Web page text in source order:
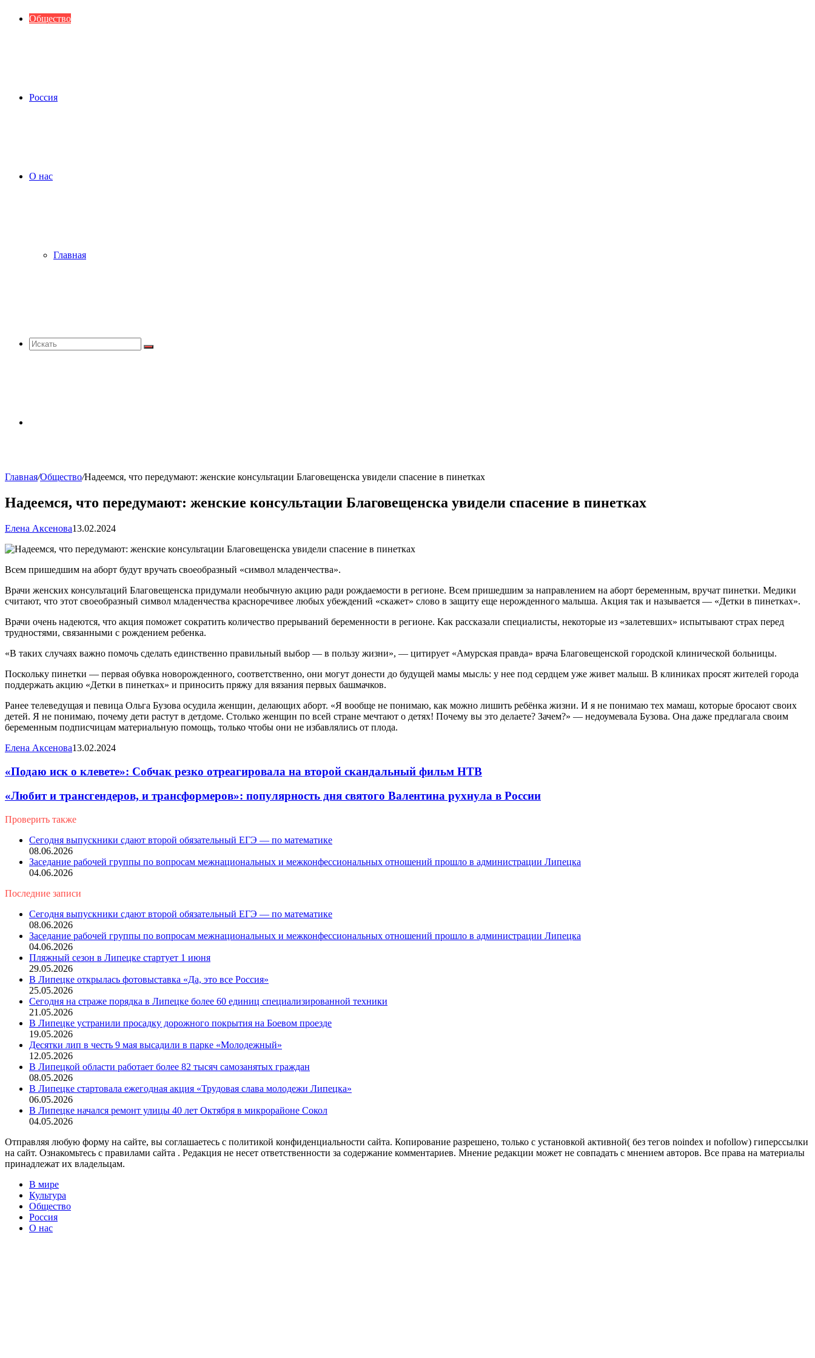
Общество
Россия
О нас
Главная
Искать
Главная/Общество/Надеемся, что передумают: женские консультации Благовещенска увидели спасение в пинетках
Надеемся, что передумают: женские консультации Благовещенска увидели спасение в пинетках
Елена Аксенова13.02.2024
Всем пришедшим на аборт будут вручать своеобразный «символ младенчества».
Врачи женских консультаций Благовещенска придумали необычную акцию ради рождаемости в регионе. Всем пришедшим за направлением на аборт беременным, вручат пинетки. Медики
считают, что этот своеобразный символ младенчества красноречивее любых убеждений «скажет» слово в защиту еще нерожденного малыша. Акция так и называется — «Детки в пинетках».
Врачи очень надеются, что акция поможет сократить количество прерываний беременности в регионе. Как рассказали специалисты, некоторые из «залетевших» испытывают страх перед
трудностями, связанными с рождением ребенка.
«В таких случаях важно помочь сделать единственно правильный выбор — в пользу жизни», — цитирует «Амурская правда» врача Благовещенской городской клинической больницы.
Поскольку пинетки — первая обувка новорожденного, соответственно, они могут донести до будущей мамы мысль: у нее под сердцем уже живет малыш. В клиниках просят жителей города
поддержать акцию «Детки в пинетках» и приносить пряжу для вязания первых башмачков.
Ранее телеведущая и певица Ольга Бузова осудила женщин, делающих аборт. «Я вообще не понимаю, как можно лишить ребёнка жизни. И я не понимаю тех мамаш, которые бросают своих
детей. Я не понимаю, почему дети растут в детдоме. Столько женщин по всей стране мечтают о детях! Почему вы это делаете? Зачем?» — недоумевала Бузова. Она даже предлагала своим
беременным подписчицам материальную помощь, только чтобы они не избавлялись от плода.
Елена Аксенова13.02.2024
«Подаю иск о клевете»: Собчак резко отреагировала на второй скандальный фильм НТВ
«Любит и трансгендеров, и трансформеров»: популярность дня святого Валентина рухнула в России
Проверить также
Сегодня выпускники сдают второй обязательный ЕГЭ — по математике
08.06.2026
Заседание рабочей группы по вопросам межнациональных и межконфессиональных отношений прошло в администрации Липецка
04.06.2026
Последние записи
Сегодня выпускники сдают второй обязательный ЕГЭ — по математике
08.06.2026
Заседание рабочей группы по вопросам межнациональных и межконфессиональных отношений прошло в администрации Липецка
04.06.2026
Пляжный сезон в Липецке стартует 1 июня
29.05.2026
В Липецке открылась фотовыставка «Да, это все Россия»
25.05.2026
Сегодня на страже порядка в Липецке более 60 единиц специализированной техники
21.05.2026
В Липецке устранили просадку дорожного покрытия на Боевом проезде
19.05.2026
Десятки лип в честь 9 мая высадили в парке «Молодежный»
12.05.2026
В Липецкой области работает более 82 тысяч самозанятых граждан
08.05.2026
В Липецке стартовала ежегодная акция «Трудовая слава молодежи Липецка»
06.05.2026
В Липецке начался ремонт улицы 40 лет Октября в микрорайоне Сокол
04.05.2026
Отправляя любую форму на сайте, вы соглашаетесь с политикой конфиденциальности сайта. Копирование разрешено, только с установкой активной( без тегов noindex и nofollow) гиперссылки
на сайт. Ознакомьтесь с правилами сайта . Редакция не несет ответственности за содержание комментариев. Мнение редакции может не совпадать с мнением авторов. Все права на материалы
принадлежат их владельцам.
В мире
Культура
Общество
Россия
О нас